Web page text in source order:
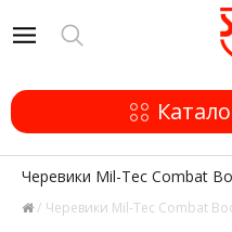
Черевики Mil-Tec Combat
Черевики Mil-Tec Combat